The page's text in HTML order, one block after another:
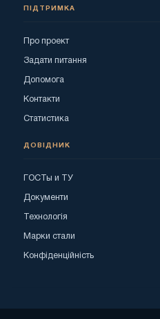
ПІДТРИМКА
Про проект
Задати питання
Допомога
Контакти
Статистика
ДОВІДНИК
ГОСТы и ТУ
Документи
Технологія
Марки стали
Конфіденційність